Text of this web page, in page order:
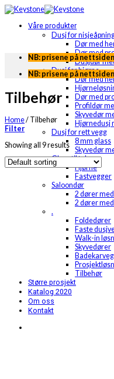
Skip
contentVåre produkter
Dusj for
Dør med
Dør med
Dusjdør
Dusj for hjørne
Dør med
Dør med
Profildør
Skyvedør
Hjørnedusj
Dusj for rett vegg
8 mm glass
Skyvedør
Glass til tak
Hjørne
Fastvegger
Saloondør
2 dører
2 dører
.
Foldedører
Faste
Walk-in
Skyvedører
Tilbehør
Større prosjekt
Katalog 2020
Om oss
Kontakt
NB: prisene på
NB: prisene på
Tilbehør
Home/ Tilbehør
Filter
Showing all 9 results